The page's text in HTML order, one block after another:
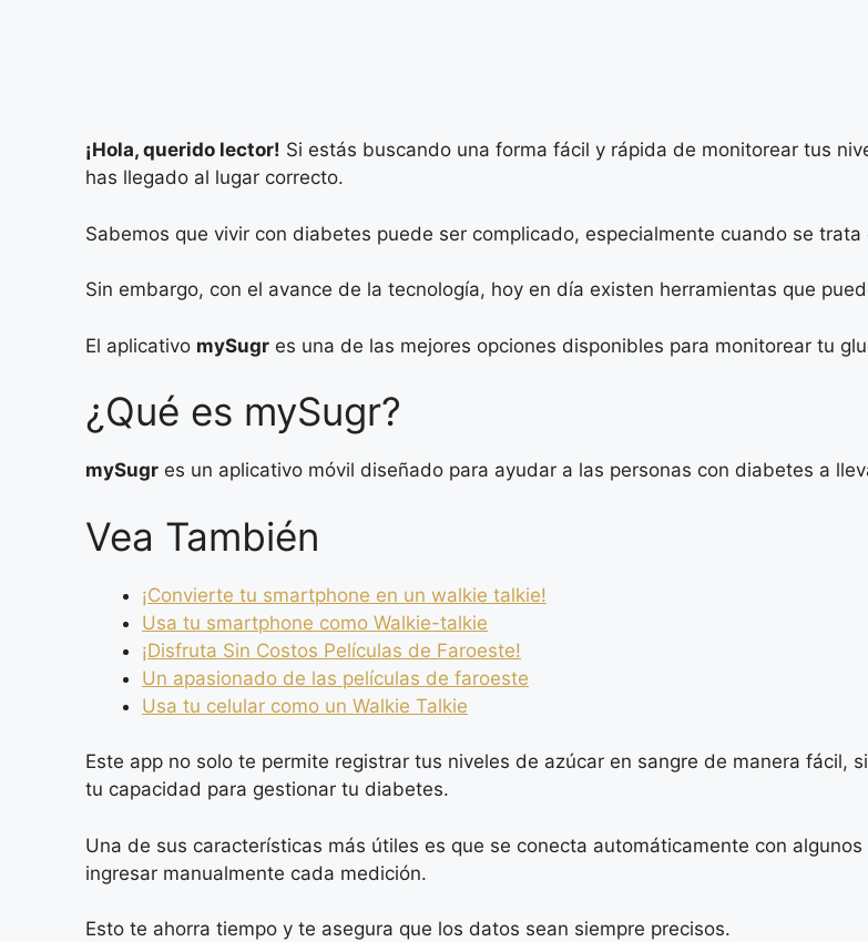
¡Hola, querido lector! Si estás buscando una forma fácil y rápida de monitorear tus
has llegado al lugar correcto.
Sabemos que vivir con diabetes puede ser complicado, especialmente cuando se
Sin embargo, con el avance de la tecnología, hoy en día existen herramientas que
El aplicativo mySugr es una de las mejores opciones disponibles para monitorear tu
¿Qué es mySugr?
mySugr es un aplicativo móvil diseñado para ayudar a las personas con diabetes a
Vea También
¡Convierte tu smartphone en un walkie talkie!
Usa tu smartphone como Walkie-talkie
¡Disfruta Sin Costos Películas de Faroeste!
Un apasionado de las películas de faroeste
Usa tu celular como un Walkie Talkie
Este app no solo te permite registrar tus niveles de azúcar en sangre de manera fácil,
tu capacidad para gestionar tu diabetes.
Una de sus características más útiles es que se conecta automáticamente con
ingresar manualmente cada medición.
Esto te ahorra tiempo y te asegura que los datos sean siempre precisos.